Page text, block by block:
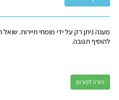
מענה ניתן רק על ידי מומחי תיירות.
להוסיף תגובה.
חזרה לפורום